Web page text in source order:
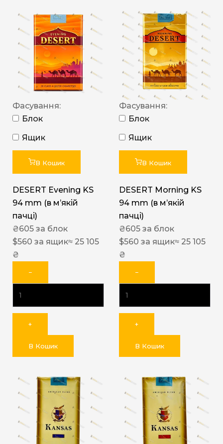
Фасування:
Блок
Ящик
В Кошик
DESERT Evening KS
94 mm (в мʼякій
пачці)
₴605 за блок
$560 за ящик≈ 25 105
₴
−
+
В Кошик
Фасування:
Блок
Ящик
В Кошик
DESERT Morning KS
94 mm (в мʼякій
пачці)
₴605 за блок
$560 за ящик≈ 25 105
₴
−
+
В Кошик